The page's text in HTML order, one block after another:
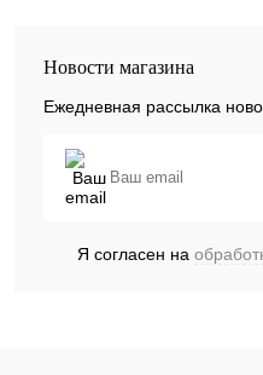
Новости магазина
Ежедневная рассылка
Я согласен на